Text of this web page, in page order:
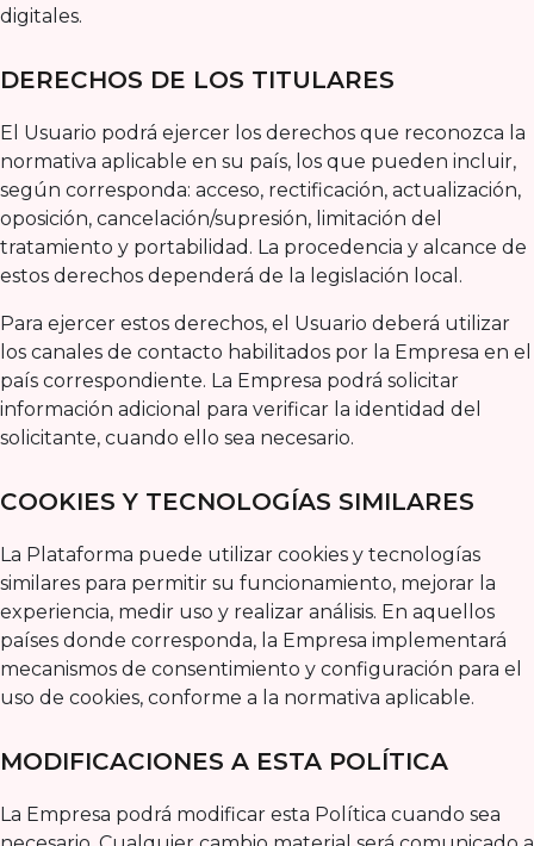
digitales.
DERECHOS DE LOS TITULARES
El Usuario podrá ejercer los derechos que reconozca la
normativa aplicable en su país, los que pueden incluir,
según corresponda: acceso, rectificación, actualización,
oposición, cancelación/supresión, limitación del
tratamiento y portabilidad. La procedencia y alcance de
estos derechos dependerá de la legislación local.
Para ejercer estos derechos, el Usuario deberá utilizar
los canales de contacto habilitados por la Empresa en el
país correspondiente. La Empresa podrá solicitar
información adicional para verificar la identidad del
solicitante, cuando ello sea necesario.
COOKIES Y TECNOLOGÍAS SIMILARES
La Plataforma puede utilizar cookies y tecnologías
similares para permitir su funcionamiento, mejorar la
experiencia, medir uso y realizar análisis. En aquellos
países donde corresponda, la Empresa implementará
mecanismos de consentimiento y configuración para el
uso de cookies, conforme a la normativa aplicable.
MODIFICACIONES A ESTA POLÍTICA
La Empresa podrá modificar esta Política cuando sea